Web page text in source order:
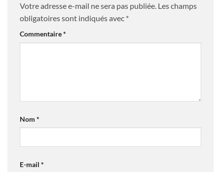
Votre adresse e-mail ne sera pas publiée. Les champs
obligatoires sont indiqués avec *
Commentaire*
Nom *
E-mail *